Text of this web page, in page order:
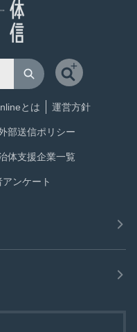
とは 運営方針
部送信ポリシー
体支援企業一覧
アンケート